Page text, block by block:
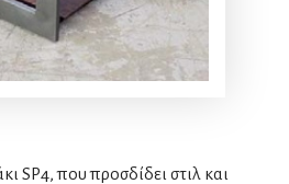
SP4, που προσδίδει στιλ και